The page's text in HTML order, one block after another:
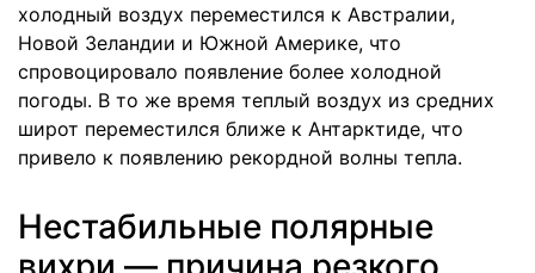
холодный воздух переместился к Австралии,
Новой Зеландии и Южной Америке, что
спровоцировало появление более холодной
погоды. В то же время теплый воздух из средних
широт переместился ближе к Антарктиде, что
привело к появлению рекордной волны тепла.
Нестабильные полярные